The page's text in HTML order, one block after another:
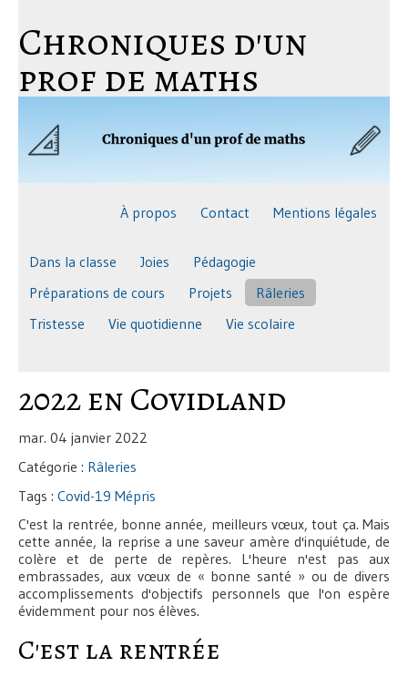
Chroniques d'un
prof de maths
À propos Contact Mentions légales
Dans la classe Joies
Pédagogie
Préparations de cours
Projets
Râleries
Tristesse
Vie quotidienne Vie scolaire
2022 en Covidland
mar. 04 janvier 2022
Catégorie : Râleries
Tags : Covid-19 Mépris
C'est la rentrée, bonne année, meilleurs vœux, tout ça. Mais
cette année, la reprise a une saveur amère d'inquiétude, de
colère et de perte de repères. L'heure n'est pas aux
embrassades, aux vœux de « bonne santé » ou de divers
accomplissements d'objectifs personnels que l'on espère
évidemment pour nos élèves.
C'est la rentrée